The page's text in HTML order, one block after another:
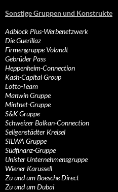
Sonstige Gruppen und Konstrukte
Adblock Plus-Werbenetzwerk
Die Guerillaz
Firmengruppe Volandt
Gebrüder Pass
Heppenheim-Connection
Kash-Capital Group
Lotto-Team
Manwin Gruppe
Mintnet-Gruppe
S&K Gruppe
Schweizer Balkan-Connection
Seligenstädter Kreisel
SILWA Gruppe
Südfinanz-Gruppe
Unister Unternehmensgruppe
Wiener Karussell
Zu und um Boesche Direct
Zu und um Dubai